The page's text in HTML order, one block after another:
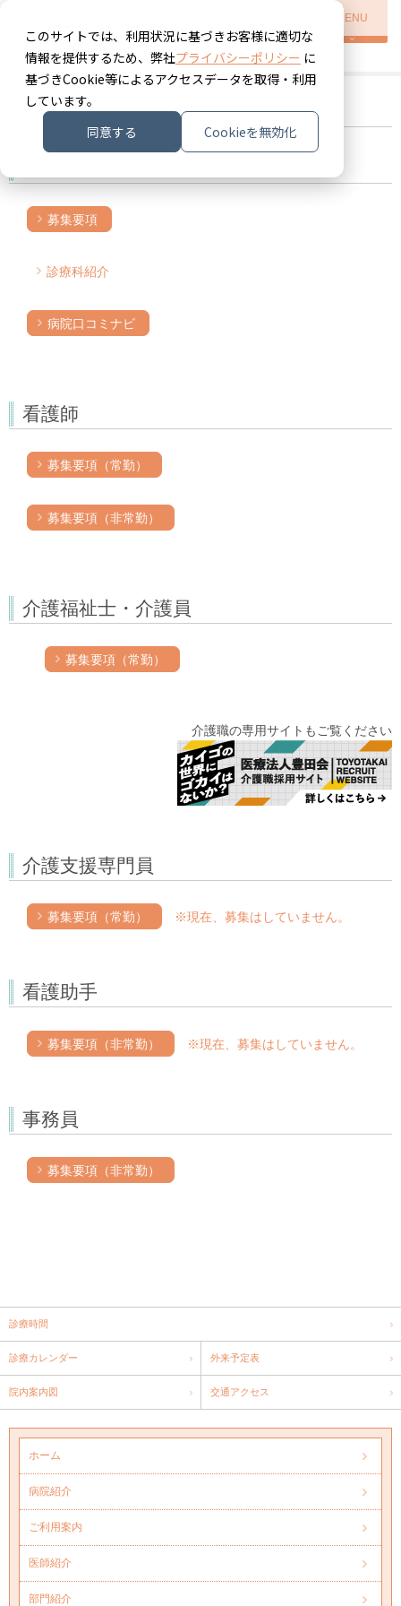
このサイトでは、利用状況に基づきお客様に適切な
情報を提供するため、弊社プライバシーポリシー に
基づきCookie等によるアクセスデータを取得・利用
しています。
同意する
Cookieを無効化
MENU
採用情報
募集要項
診療科紹介
病院口コミナビ
看護師
募集要項（常勤）
募集要項（非常勤）
介護福祉士・介護員
募集要項（常勤）
介護職の専用サイトもご覧ください
介護支援専門員
募集要項（常勤） ※現在、募集はしていません。
看護助手
募集要項（非常勤） ※現在、募集はしていません。
事務員
募集要項（非常勤）
診療時間
診療カレンダー 外来予定表
院内案内図 交通アクセス
ホーム
病院紹介
ご利用案内
医師紹介
部門紹介